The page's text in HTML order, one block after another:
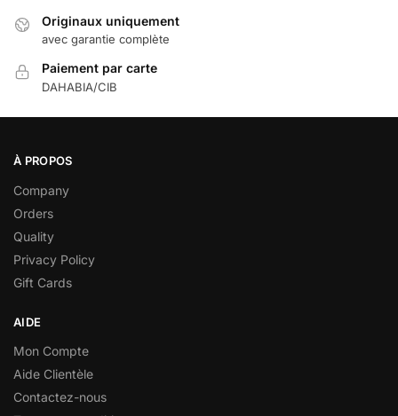
Originaux uniquement
avec garantie complète
Paiement par carte
DAHABIA/CIB
À PROPOS
Company
Orders
Quality
Privacy Policy
Gift Cards
AIDE
Mon Compte
Aide Clientèle
Contactez-nous